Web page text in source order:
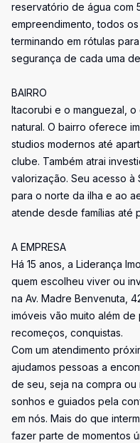
reservatório de água com
empreendimento, todos
terminando em rótulas
segurança de cada uma
BAIRRO
Itacorubi e o manguezal,
natural. O bairro oferece
studios modernos até
clube. Também atrai
valorização. Seu acesso à
para o norte da ilha e ao
atende desde famílias até
A EMPRESA
Há 15 anos, a Liderança
quem escolheu viver ou
na Av. Madre Benvenuta,
imóveis vão muito além
recomeços, conquistas.
Com um atendimento
ajudamos pessoas a
de seu, seja na compra
sonhos e guiados pela
em nós. Mais do que
fazer parte de momentos